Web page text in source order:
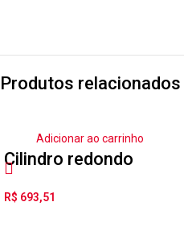
Produtos relacionados
Adicionar ao carrinho
Cilindro redondo
R$ 693,51